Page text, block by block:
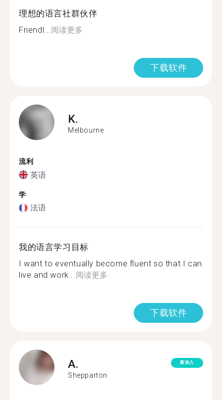
理想的语言社群伙伴
Friendl...阅读更多
下载软件
K.
Melbourne
流利
英语
学
法语
我的语言学习目标
I want to eventually become fluent so that I can
live and work...阅读更多
下载软件
A.
Shepparton
新加入